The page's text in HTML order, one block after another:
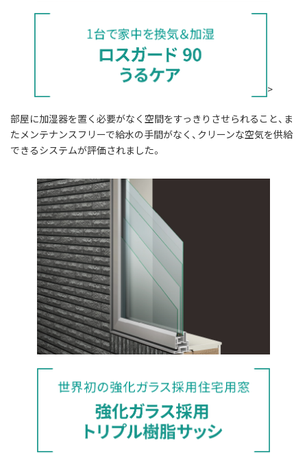
>
部屋に加湿器を置く必要がなく空間をすっきりさせられること、ま
たメンテナンスフリーで給水の手間がなく、クリーンな空気を供給
できるシステムが評価されました。